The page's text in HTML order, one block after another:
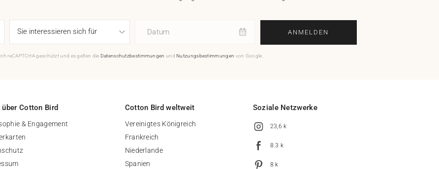
Datum ANMELDEN
reCAPTCHA geschützt und es gelten die Datenschutzbestimmungen und Nutzungsbestimmungen von Google.
über Cotton Bird
& Engagement
Cotton Bird weltweit
Vereinigtes Königreich
Frankreich
Niederlande
Spanien
Soziale Netzwerke
23,6 k
8.3 k
8 k